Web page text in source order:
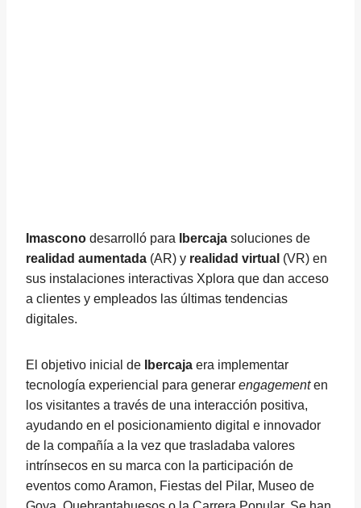
Imascono desarrolló para Ibercaja soluciones de
realidad aumentada (AR) y realidad virtual (VR) en
sus instalaciones interactivas Xplora que dan acceso
a clientes y empleados las últimas tendencias
digitales.
El objetivo inicial de Ibercaja era implementar
tecnología experiencial para generar engagementen
los visitantes a través de una interacción positiva,
ayudando en el posicionamiento digital e innovador
de la compañía a la vez que trasladaba valores
intrínsecos en su marca con la participación de
eventos como Aramon, Fiestas del Pilar, Museo de